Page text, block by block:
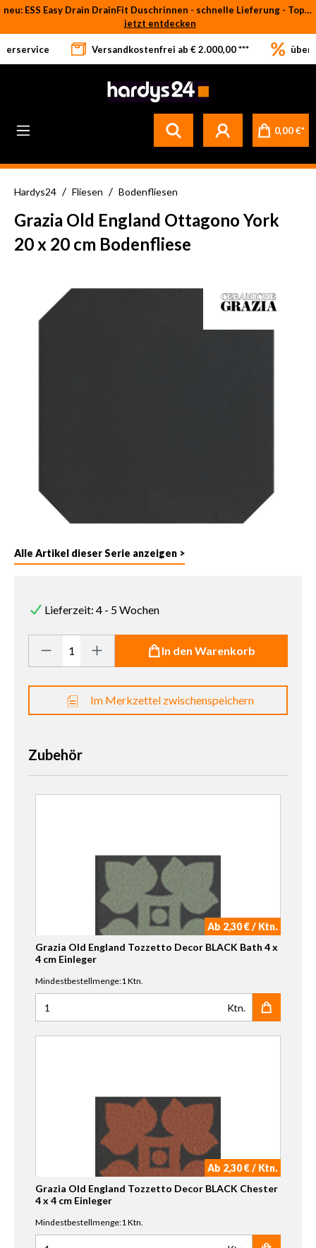
Zum Hauptinhalt springen
neu: ESS Easy Drain DrainFit Duschrinnen - schnelle Lieferung - Top-Preise
jetzt entdecken
Betrifft ausschließlich bei Bestellware-Fliesen: aufgrund der Werksferien in Italien und Spanien kommt es zu Verzögerungen bei der Verladung. Sämtliche Lagerware (sofort verfügbar) sowie alle anderen Produktgruppen versenden wir weiterhin regulär
Versandkostenfrei ab € 2.000,00 *** über
0,00 €*
Hardys24 / Fliesen / Bodenfliesen
Grazia Old England Ottagono York
20 x 20 cm Bodenfliese
Alle Artikel dieser Serie anzeigen >
Lieferzeit: 4 - 5 Wochen
Produkt Anzahl: Gib den gewünschten Wert ein oder benutze
In den Warenkorb
Im Merkzettel zwischenspeichern
Zubehör
Ab 2,30 € / Ktn.
Grazia Old England Tozzetto Decor BLACK Bath 4 x
4 cm Einleger
Mindestbestellmenge:1 Ktn.
Anzahl für Grazia Old England Tozzetto Decor BLACK
Ktn.
Ab 2,30 € / Ktn.
Grazia Old England Tozzetto Decor BLACK Chester
4 x 4 cm Einleger
Mindestbestellmenge:1 Ktn.